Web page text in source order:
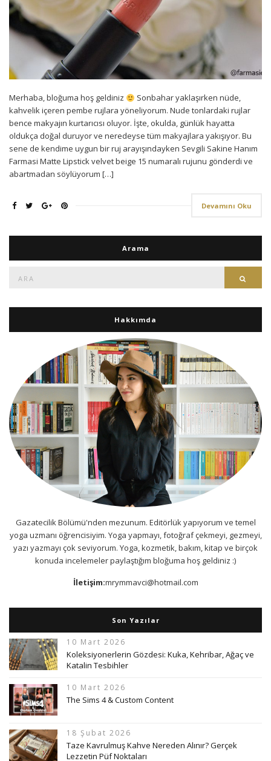
Merhaba, bloğuma hoş geldiniz
Sonbahar yaklaşırken nüde,
kahvelik içeren pembe rujlara yöneliyorum. Nude tonlardaki rujlar
bence makyajın kurtarıcısı oluyor. İşte, okulda, günlük hayatta
oldukça doğal duruyor ve neredeyse tüm makyajlara yakışıyor. Bu
sene de kendime uygun bir ruj arayışındayken Sevgili Sakine Hanım
Farmasi Matte Lipstick velvet beige 15 numaralı rujunu gönderdi ve
abartmadan söylüyorum […]
Devamını Oku
Arama
Hakkımda
Gazatecilik Bölümü'nden mezunum. Editörlük yapıyorum ve temel
yoga uzmanı öğrencisiyim. Yoga yapmayı, fotoğraf çekmeyi, gezmeyi,
yazı yazmayı çok seviyorum. Yoga, kozmetik, bakım, kitap ve birçok
konuda incelemeler paylaştığım bloğuma hoş geldiniz :)
İletişim:mrymmavci@hotmail.com
Son Yazılar
10 Mart 2026
Koleksiyonerlerin Gözdesi: Kuka, Kehribar, Ağaç ve
Katalin Tesbihler
10 Mart 2026
The Sims 4 & Custom Content
18 Şubat 2026
Taze Kavrulmuş Kahve Nereden Alınır? Gerçek
Lezzetin Püf Noktaları